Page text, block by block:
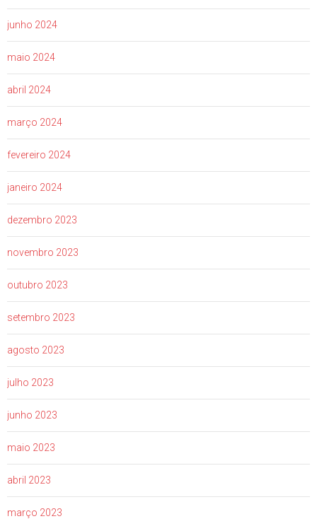
junho 2024
maio 2024
abril 2024
março 2024
fevereiro 2024
janeiro 2024
dezembro 2023
novembro 2023
outubro 2023
setembro 2023
agosto 2023
julho 2023
junho 2023
maio 2023
abril 2023
março 2023